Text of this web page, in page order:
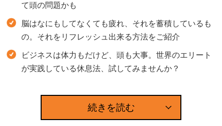
て頭の問題かも
脳はなにもしてなくても疲れ、それを蓄積しているも
の。それをリフレッシュ出来る方法をご紹介
ビジネスは体力もだけど、頭も大事。世界のエリート
が実践している休息法、試してみませんか？
続きを読む